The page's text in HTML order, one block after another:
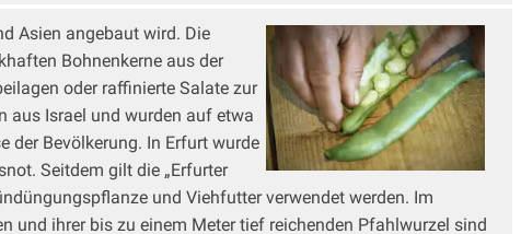
Asien angebaut wird. Die
Bohnenkerne aus der
oder raffinierte Salate zur
aus Israel und wurden auf etwa
der Bevölkerung. In Erfurt wurde
Seitdem gilt die „Erfurter
und Viehfutter verwendet werden. Im
und ihrer bis zu einem Meter tief reichenden Pfahlwurzel sind